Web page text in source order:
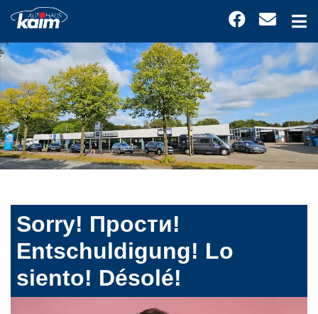
Sorry! Прости!
Entschuldigung! Lo
siento! Désolé!